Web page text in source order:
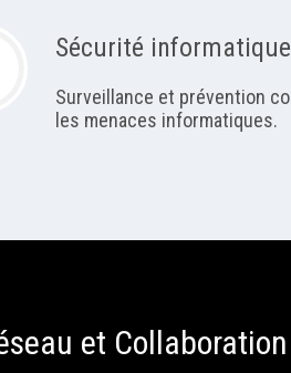
Sécurité informatique
Surveillance et prévention
les menaces informatiques.
et Collaboration